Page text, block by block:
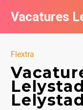
Vacatures
Flextra
Lelystad
Vacatures per
Nieuwsbrief feed